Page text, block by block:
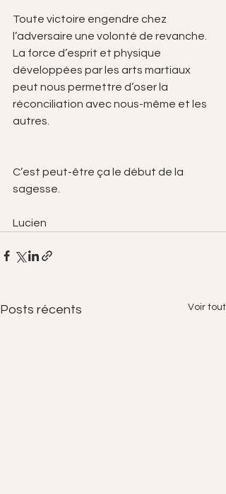
Toute victoire engendre chez
l’adversaire une volonté de revanche.
La force d’esprit et physique
développées par les arts martiaux
peut nous permettre d’oser la
réconciliation avec nous-même et les
autres.
C’est peut-être ça le début de la
sagesse.
Lucien
Posts récents Voir tout